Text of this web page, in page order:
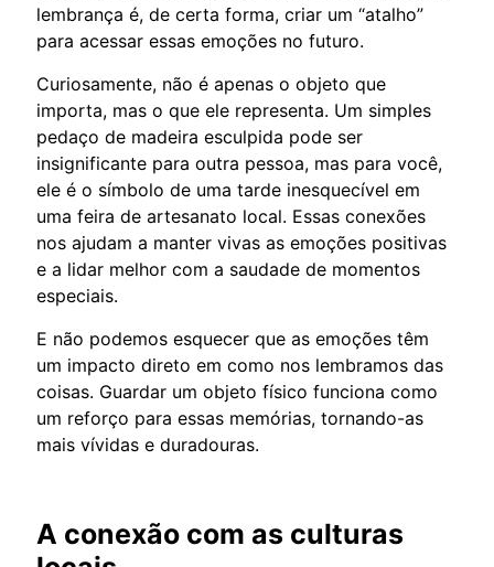
lembrança é, de certa forma, criar um “atalho”
para acessar essas emoções no futuro.
Curiosamente, não é apenas o objeto que
importa, mas o que ele representa. Um simples
pedaço de madeira esculpida pode ser
insignificante para outra pessoa, mas para você,
ele é o símbolo de uma tarde inesquecível em
uma feira de artesanato local. Essas conexões
nos ajudam a manter vivas as emoções positivas
e a lidar melhor com a saudade de momentos
especiais.
E não podemos esquecer que as emoções têm
um impacto direto em como nos lembramos das
coisas. Guardar um objeto físico funciona como
um reforço para essas memórias, tornando-as
mais vívidas e duradouras.
A conexão com as culturas